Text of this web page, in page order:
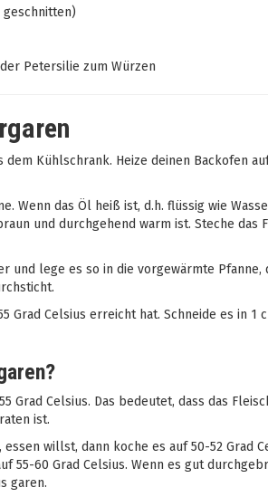
geschnitten)
Petersilie zum Würzen
Kühlschrank. Heize deinen Backofen
Wenn das Öl heiß ist, d.h. flüssig wie
und durchgehend warm ist. Steche das
und lege es so in die vorgewärmte Pfanne,
Celsius erreicht hat. Schneide es in 1
Celsius. Das bedeutet, dass das
ist.
willst, dann koche es auf 50-52 Grad
55-60 Grad Celsius. Wenn es gut
garen.